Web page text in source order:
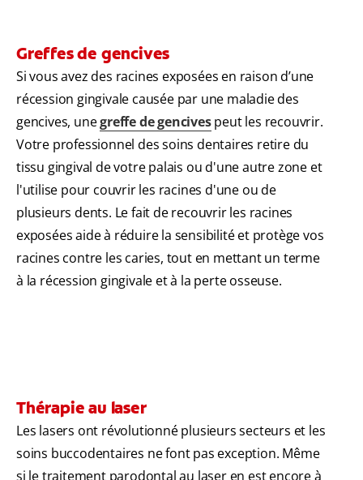
Greffes de gencives
Si vous avez des racines exposées en raison d’une
récession gingivale causée par une maladie des
gencives, unegreffe de gencivespeut les recouvrir.
Votre professionnel des soins dentaires retire du
tissu gingival de votre palais ou d'une autre zone et
l'utilise pour couvrir les racines d'une ou de
plusieurs dents. Le fait de recouvrir les racines
exposées aide à réduire la sensibilité et protège vos
racines contre les caries, tout en mettant un terme
à la récession gingivale et à la perte osseuse.
Thérapie au laser
Les lasers ont révolutionné plusieurs secteurs et les
soins buccodentaires ne font pas exception. Même
si le traitement parodontal au laser en est encore à